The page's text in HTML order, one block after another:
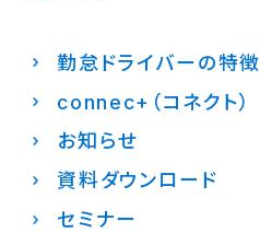
勤怠ドライバーの特徴
connec+（コネクト）
お知らせ
資料ダウンロード
セミナー